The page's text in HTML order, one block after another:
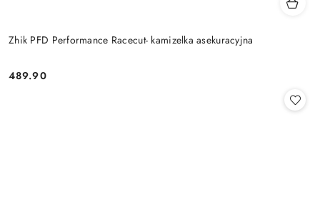
Zhik PFD Performance Racecut- kamizelka asekuracyjna
Cena:
489.90